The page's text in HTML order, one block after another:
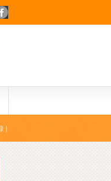
Yahoo!ショッピングの公式コ